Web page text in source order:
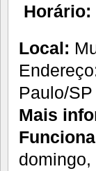
Horário:
Local:
Paulo/SP
Mais